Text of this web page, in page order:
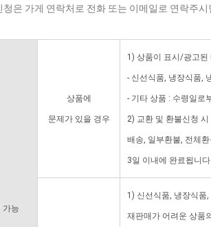
청은 가게 연락처로 전화 또는 이메일로 연락주
가능
상품에
문제가 있을 경우
1) 상품이 표시/광고된
- 신선식품, 냉장식품,
- 기타 상품 : 수령일로
2) 교환 및 환불신청
배송, 일부환불, 전체
3일 이내에 완료됩니
1) 신선식품, 냉장식품
재판매가 어려운 상품